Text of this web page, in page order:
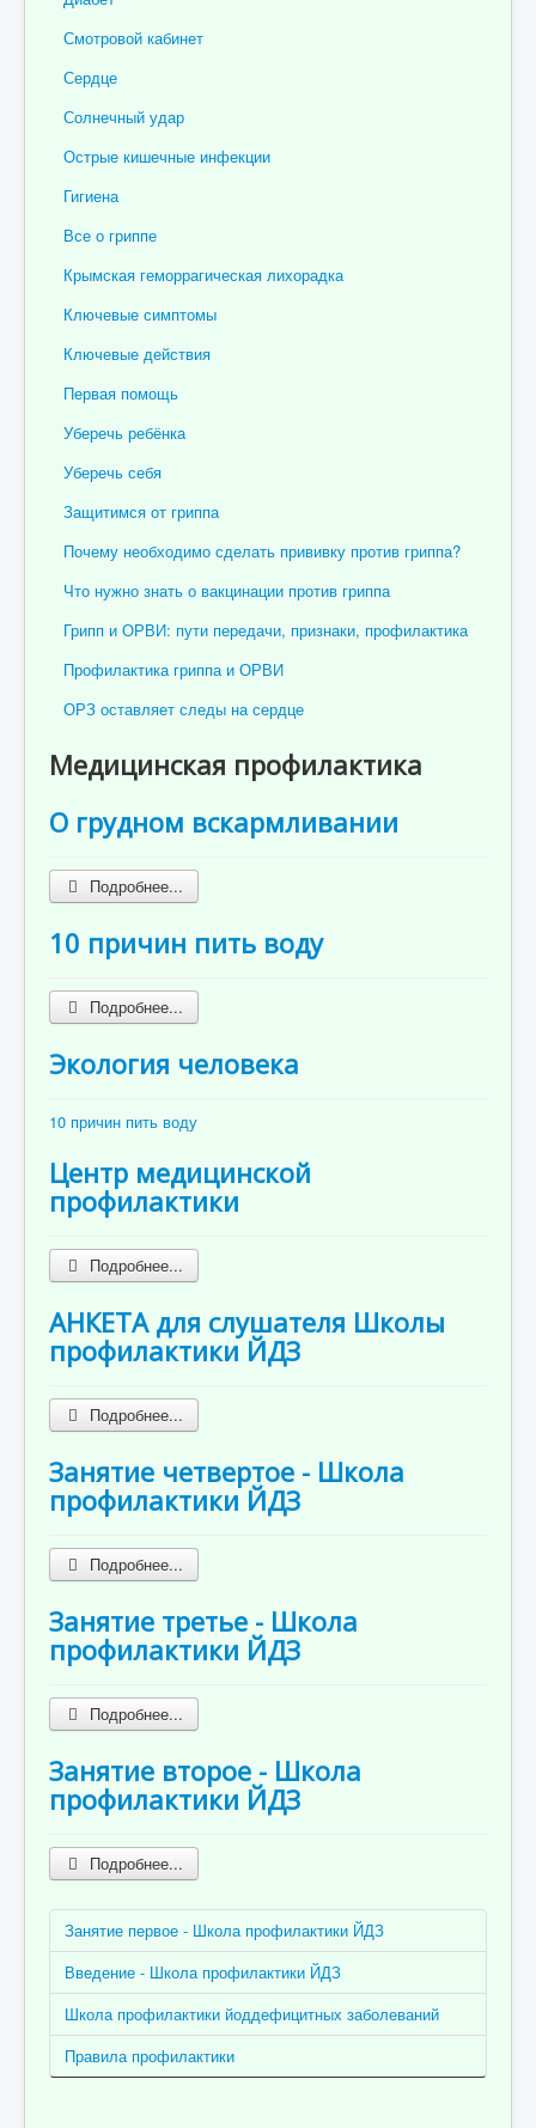
Отзывы пациентов
Смотровой кабинет
Сердце
Солнечный удар
Острые кишечные инфекции
Гигиена
Все о гриппе
Крымская геморрагическая лихорадка
Ключевые симптомы
Ключевые действия
Первая помощь
Уберечь ребёнка
Уберечь себя
Защитимся от гриппа
Почему необходимо сделать прививку против гриппа?
Что нужно знать о вакцинации против гриппа
Грипп и ОРВИ: пути передачи, признаки, профилактика
Профилактика гриппа и ОРВИ
ОРЗ оставляет следы на сердце
Медицинская профилактика
О грудном вскармливании
Подробнее...
10 причин пить воду
Подробнее...
Экология человека
10 причин пить воду
Центр медицинской
профилактики
Подробнее...
АНКЕТА для слушателя Школы
профилактики ЙДЗ
Подробнее...
Занятие четвертое - Школа
профилактики ЙДЗ
Подробнее...
Занятие третье - Школа
профилактики ЙДЗ
Подробнее...
Занятие второе - Школа
профилактики ЙДЗ
Подробнее...
Занятие первое - Школа профилактики ЙДЗ
Введение - Школа профилактики ЙДЗ
Школа профилактики йоддефицитных заболеваний
Правила профилактики